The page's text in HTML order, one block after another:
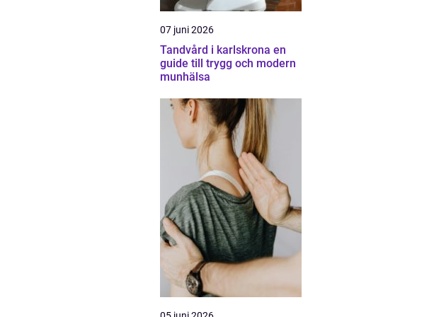
07 juni 2026
Tandvård i karlskrona en
guide till trygg och modern
munhälsa